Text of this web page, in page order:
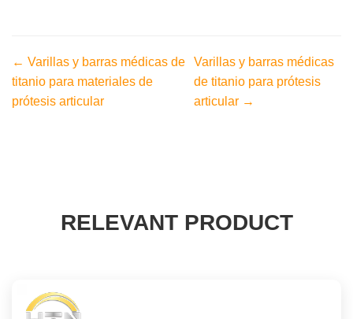
← Varillas y barras médicas de
titanio para materiales de
prótesis articular
Varillas y barras médicas
de titanio para prótesis
articular →
RELEVANT PRODUCT